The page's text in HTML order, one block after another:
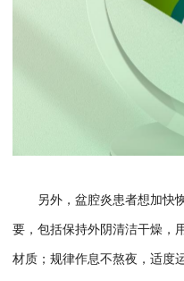
另外，盆腔炎患者想加快
要，包括保持外阴清洁干燥，
材质；规律作息不熬夜，适度